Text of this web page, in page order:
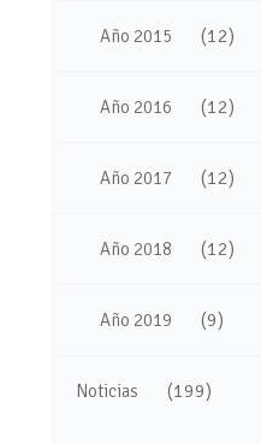
Año 2015 (12)
Año 2016 (12)
Año 2017 (12)
Año 2018 (12)
Año 2019 (9)
Noticias (199)